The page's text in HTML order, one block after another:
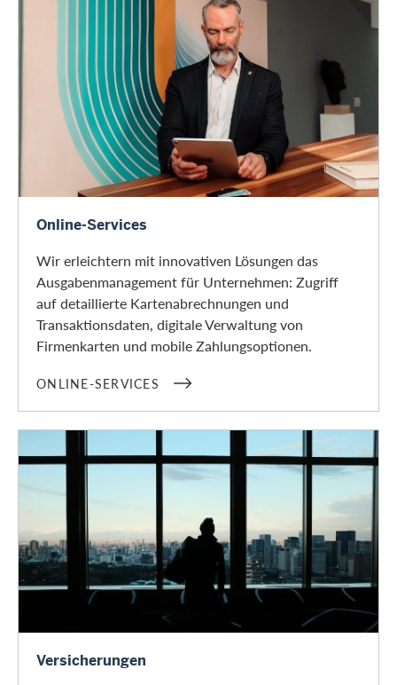
Online-Services
Online-Services
Wir erleichtern mit innovativen Lösungen das
Ausgabenmanagement für Unternehmen: Zugriff
auf detaillierte Kartenabrechnungen und
Transaktionsdaten, digitale Verwaltung von
Firmenkarten und mobile Zahlungsoptionen.
ONLINE-SERVICES
Versicherungen
Versicherungen